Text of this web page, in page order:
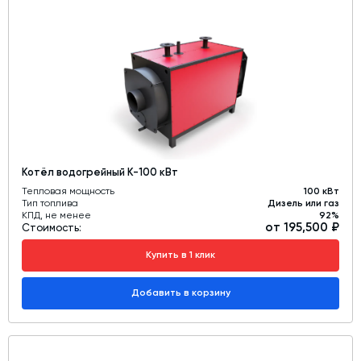
Затворы для силосов и дозаторов
Промышленные фильтры и комплектующие
Оборудование для производства ЖБИ
Телескопические загрузчики
Датчики
Промышленные вибраторы
Дробильно-сортировочный комплекс
Околопрессовочное оборудование
Котёл водогрейный К-100 кВт
Тепловая мощность
100 кВт
Тип топлива
Дизель или газ
КПД, не менее
92%
Стоимость: от 195,500 ₽
Купить в 1 клик
Добавить в корзину